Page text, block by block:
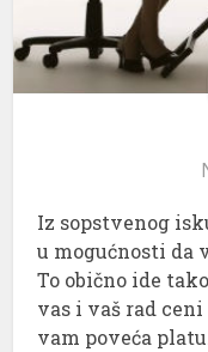
Iz sopstvenog
u mogućnosti da
To obično ide
vas i vaš rad
vam poveća